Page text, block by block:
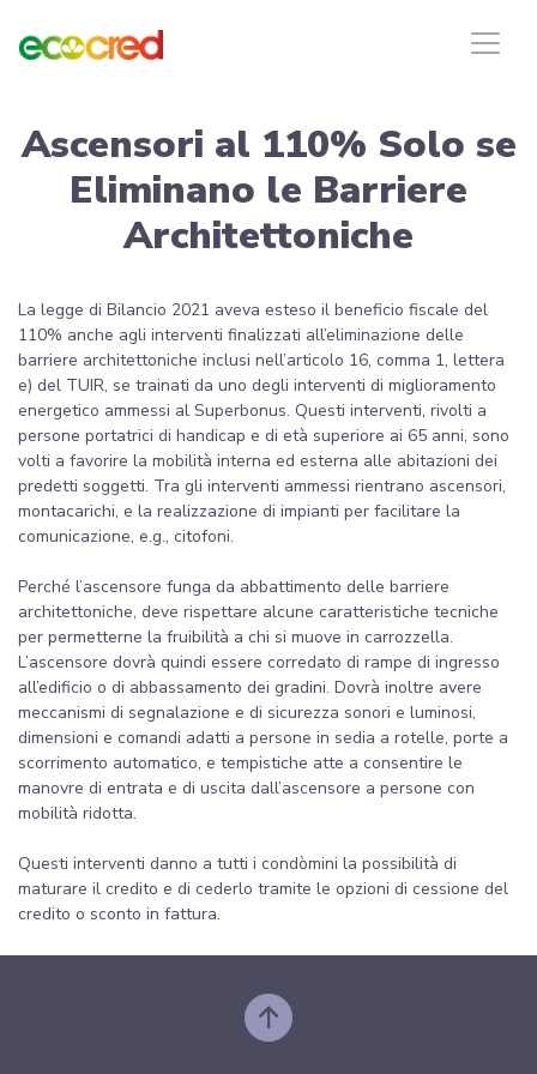
Ascensori al 110% Solo se
Eliminano le Barriere
Architettoniche
La legge di Bilancio 2021 aveva esteso il beneficio fiscale del
110% anche agli interventi finalizzati all’eliminazione delle
barriere architettoniche inclusi nell’articolo 16, comma 1, lettera
e) del TUIR, se trainati da uno degli interventi di miglioramento
energetico ammessi al Superbonus. Questi interventi, rivolti a
persone portatrici di handicap e di età superiore ai 65 anni, sono
volti a favorire la mobilità interna ed esterna alle abitazioni dei
predetti soggetti. Tra gli interventi ammessi rientrano ascensori,
montacarichi, e la realizzazione di impianti per facilitare la
comunicazione, e.g., citofoni.
Perché l’ascensore funga da abbattimento delle barriere
architettoniche, deve rispettare alcune caratteristiche tecniche
per permetterne la fruibilità a chi si muove in carrozzella.
L’ascensore dovrà quindi essere corredato di rampe di ingresso
all’edificio o di abbassamento dei gradini. Dovrà inoltre avere
meccanismi di segnalazione e di sicurezza sonori e luminosi,
dimensioni e comandi adatti a persone in sedia a rotelle, porte a
scorrimento automatico, e tempistiche atte a consentire le
manovre di entrata e di uscita dall’ascensore a persone con
mobilità ridotta.
Questi interventi danno a tutti i condòmini la possibilità di
maturare il credito e di cederlo tramite le opzioni di cessione del
credito o sconto in fattura.